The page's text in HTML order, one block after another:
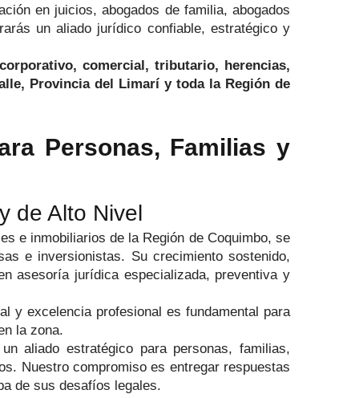
en juicios, abogados de familia, abogados
un aliado jurídico confiable, estratégico y
comercial, tributario, herencias,
Provincia del Limarí y toda la Región de
Personas, Familias y
de Alto Nivel
e inmobiliarios de la Región de Coquimbo, se
e inversionistas. Su crecimiento sostenido,
asesoría jurídica especializada, preventiva y
y excelencia profesional es fundamental para
la zona.
aliado estratégico para personas, familias,
Nuestro compromiso es entregar respuestas
de sus desafíos legales.